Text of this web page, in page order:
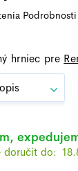
hrniec pre